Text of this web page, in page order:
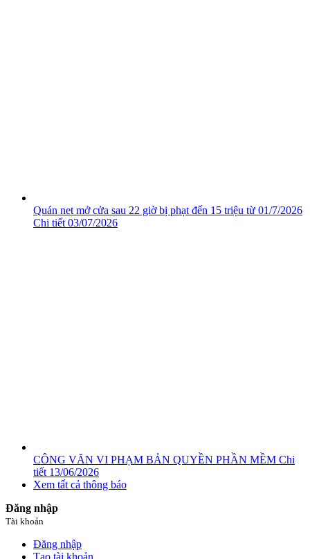
Quán net mở cửa sau 22 giờ bị phạt đến 15 triệu từ 01/7/2026
Chi tiết 03/07/2026
CÔNG VĂN VI PHẠM BẢN QUYỀN PHẦN MỀM Chi
tiết 13/06/2026
Xem tất cả thông báo
Đăng nhập
Tài khoản
Đăng nhập
Tạo tài khoản